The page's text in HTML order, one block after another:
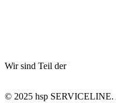
Wir sind Teil der
© 2025 hsp SERVICELINE.